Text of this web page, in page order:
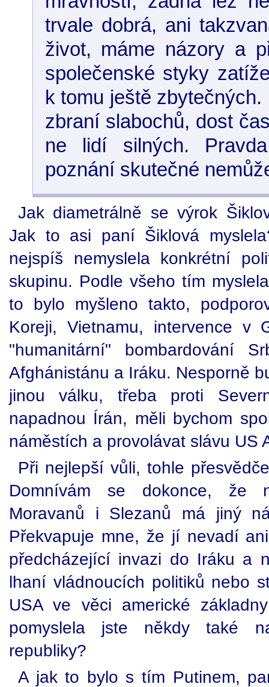
trvale dobrá, ani
život, máme názory a
společenské styky
k tomu ještě
zbraní slabochů, dost
ne lidí silných.
poznání skutečné
Jak diametrálně se výrok
Jak to asi paní Šiklová
nejspíš nemyslela konkrétní
skupinu. Podle všeho tím
to bylo myšleno takto,
Koreji, Vietnamu, intervence v
"humanitární" bombardování
Afghánistánu a Iráku. Nesporně
jinou válku, třeba proti
napadnou Írán, měli bychom
náměstích a provolávat slávu US
Při nejlepší vůli, tohle
Domnívám se dokonce, že
Moravanů i Slezanů má jiný
Překvapuje mne, že jí nevadí
předcházející invazi do Iráku a
lhaní vládnoucích politiků nebo
USA ve věci americké
pomyslela jste někdy také
republiky?
A jak to bylo s tím Putinem,